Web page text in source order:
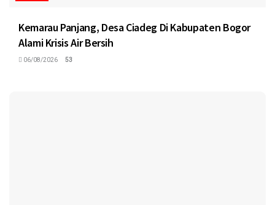
Kemarau Panjang, Desa Ciadeg Di Kabupaten Bogor
Alami Krisis Air Bersih
06/08/2026 53